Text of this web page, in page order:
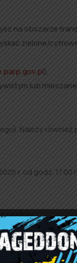
na obszarze
zielone/
),
lub
Należy
r. od godz. 17.00
Technologiczny
17.00